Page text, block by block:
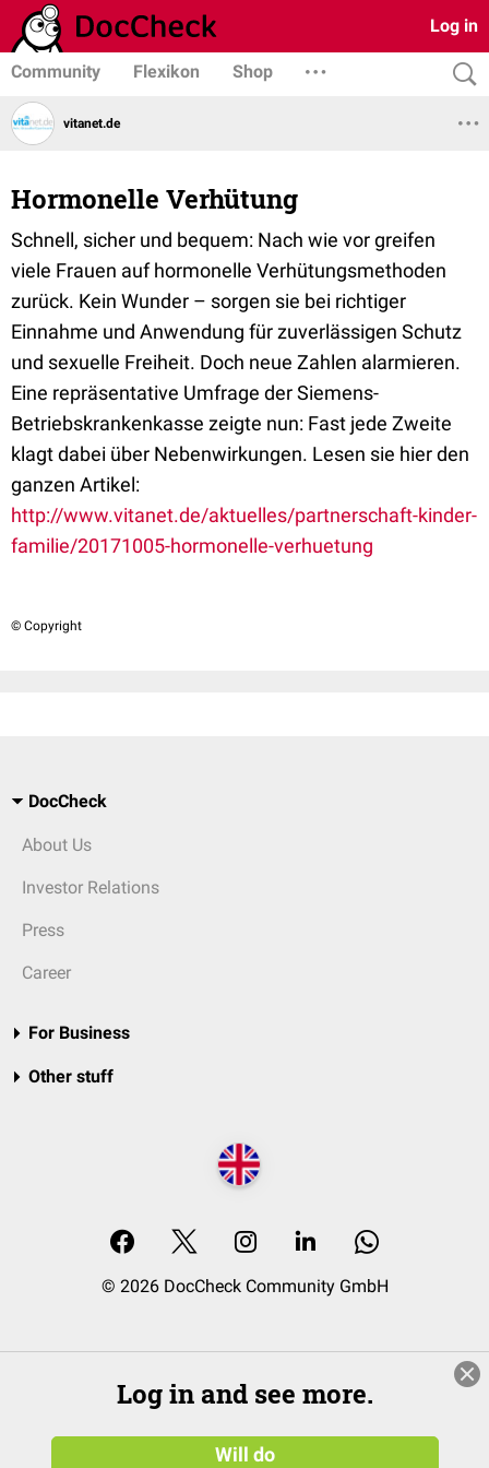
Log in
Community Flexikon Shop
vitanet.de
Hormonelle Verhütung
Schnell, sicher und bequem: Nach wie vor greifen
viele Frauen auf hormonelle Verhütungsmethoden
zurück. Kein Wunder – sorgen sie bei richtiger
Einnahme und Anwendung für zuverlässigen Schutz
und sexuelle Freiheit. Doch neue Zahlen alarmieren.
Eine repräsentative Umfrage der Siemens-
Betriebskrankenkasse zeigte nun: Fast jede Zweite
klagt dabei über Nebenwirkungen. Lesen sie hier den
ganzen Artikel:
http://www.vitanet.de/aktuelles/partnerschaft-kinder-
familie/20171005-hormonelle-verhuetung
© Copyright
DocCheck
About Us
Investor Relations
Press
Career
For Business
Other stuff
© 2026 DocCheck Community GmbH
Log in and see more.
Will do